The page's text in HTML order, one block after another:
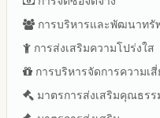
ข้อมูลการติดต่อและ ช่อง
นโยบายคุ้มครองข้อมูลส่ว
ข่าวประชาสัมพันธ์
ข่าวสารพัฒนาสำนักงานเ
แผนและความก้าวหน้าใ
ปีงบประมาณ 2569
ปีงบประมาณ 2568
ปีงบประมาณ 2567
ปีงบประมาณ 2566
สรุปผลการจัดซื้อจัดจ้างหรื
ปีงบประมาณ พ.ศ.2569 (แบบ
เขตพื้นที่การศึกษา ประจำปีง
การบริหารและพัฒนาทรั
หลักเกณฑ์และแผนการบ
ปีงบประมาณ พ.ศ.2569
รายงานผลการบริหารแล
ปีงบประมาณ
การส่งเสริมความโปร่งใส
แนวปฏิบัติการจัดการเรื่อ
ช่องทางแจ้งเรื่องร้องเรีย
ข้อมูลสถิติเรื่องร้องเรียน
การบริหารจัดการความเ
การขับเคลื่อนนโยบาย
การเสริมสร้างรู้เกี่ยวกับหลั
มาตรการส่งเสริมคุณธร